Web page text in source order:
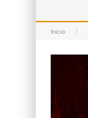
Inicio